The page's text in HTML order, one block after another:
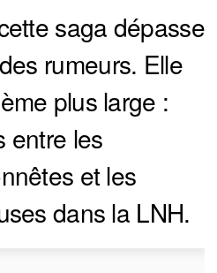
saga dépasse
rumeurs. Elle
plus large :
entre les
et les
dans la LNH.